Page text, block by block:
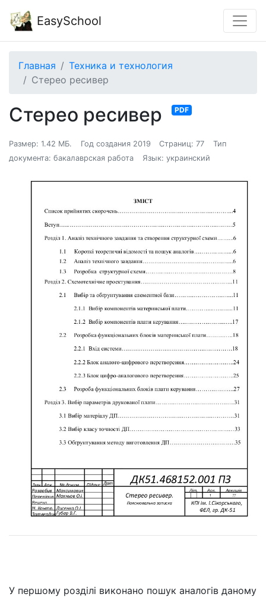
EasySchool
Главная
Техника и технология
Стерео ресивер
Стерео ресивер PDF
Размер: 1.42 МБ. Год создания 2019 Страниц: 77
Тип
документа: бакалаврская работа
Язык: украинский
У першому розділі виконано пошук аналогів даному